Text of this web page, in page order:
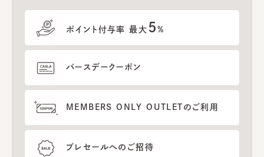
ポイント付与率 最大 5%
バースデークーポン
MEMBERS ONLY OUTLETのご利用
プレセールへのご招待